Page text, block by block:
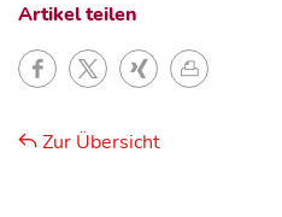
Artikel teilen
Zur Übersicht